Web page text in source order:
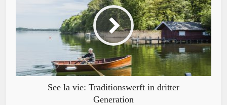
See la vie: Traditionswerft in dritter
Generation